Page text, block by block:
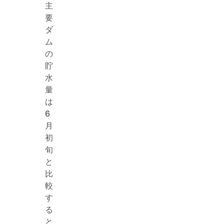
主
要
ダ
ム
の
貯
水
量
は
6
月
初
旬
と
比
較
す
る
と